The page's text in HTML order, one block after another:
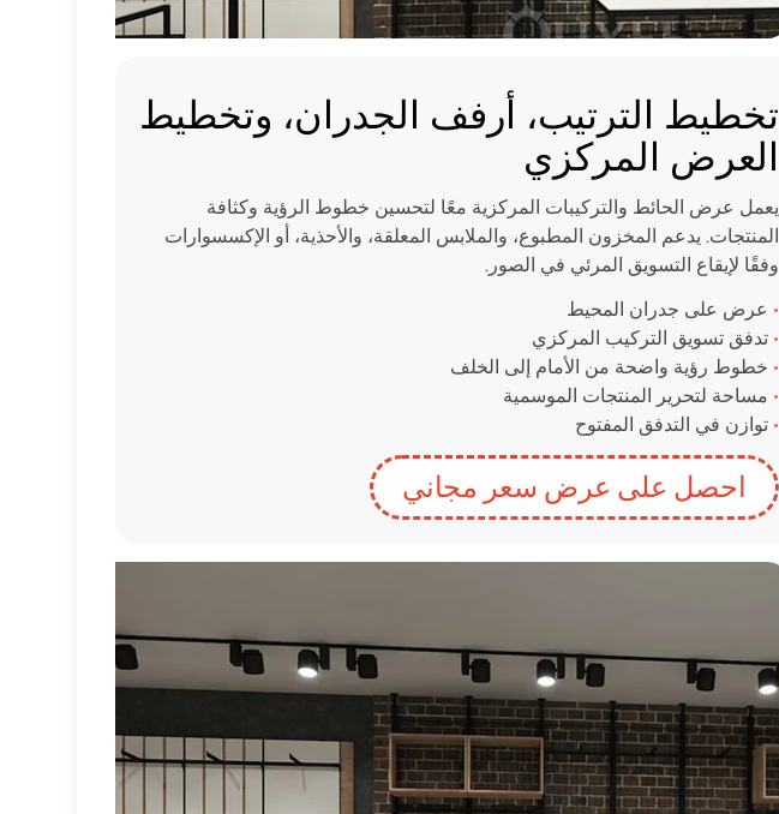
تخطيط الترتيب، أرفف الجدران، وتخطيط
العرض المركزي
يعمل عرض الحائط والتركيبات المركزية معًا لتحسين خطوط الرؤية وكثافة
المنتجات. يدعم المخزون المطبوع، والملابس المعلقة، والأحذية، أو الإكسسوارات
وفقًا لإيقاع التسويق المرئي في الصور.
• عرض على جدران المحيط
• تدفق تسويق التركيب المركزي
• خطوط رؤية واضحة من الأمام إلى الخلف
• مساحة لتحرير المنتجات الموسمية
• توازن في التدفق المفتوح
احصل على عرض سعر مجاني